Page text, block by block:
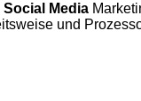
Social Media
und